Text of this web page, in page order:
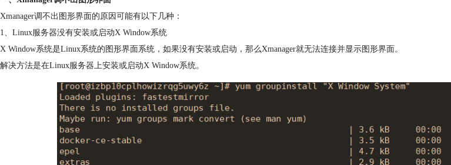
Xmanager调不出图形界面的原因可能有以下几种：
1、Linux服务器没有安装或启动X Window系统
X Window系统是Linux系统的图形界面系统，如果没有安装或启动，那么Xmanager就无法连接并显示图形界面。
解决方法是在Linux服务器上安装或启动X Window系统。